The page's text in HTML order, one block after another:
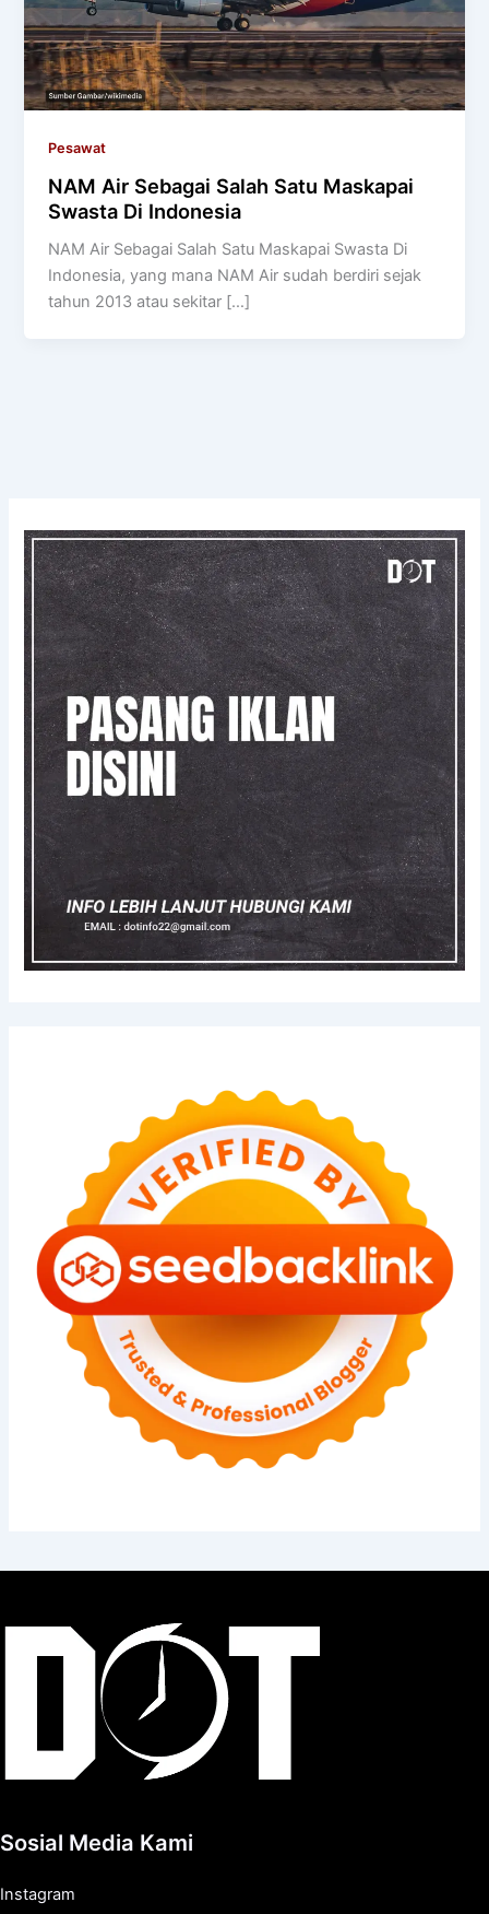
Pesawat
NAM Air Sebagai Salah Satu Maskapai
Swasta Di Indonesia
NAM Air Sebagai Salah Satu Maskapai Swasta Di
Indonesia, yang mana NAM Air sudah berdiri sejak
tahun 2013 atau sekitar […]
Sosial Media Kami
Instagram